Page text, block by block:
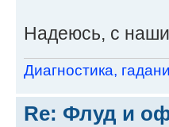
Надеюсь, с
Диагностика,
Re: Флуд и